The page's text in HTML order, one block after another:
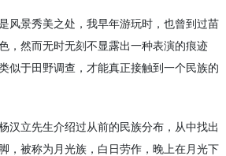
风景秀美之处，我早年游玩时，也曾到过苗
，然而无时无刻不显露出一种表演的痕迹
似于田野调查，才能真正接触到一个民族的
汉立先生介绍过从前的民族分布，从中找出
，被称为月光族，白日劳作， 晚上在月光下